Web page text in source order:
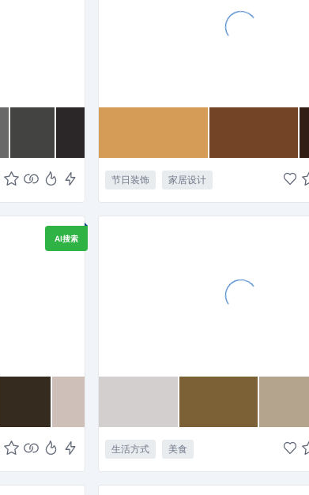
节日装饰 家居设计
AI搜索
生活方式 美食